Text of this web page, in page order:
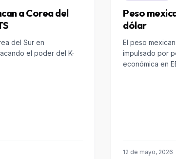
a Corea del
del Sur en
el poder del K-
Peso
dólar
El peso
impulsado por
económica en
12 de mayo, 2026